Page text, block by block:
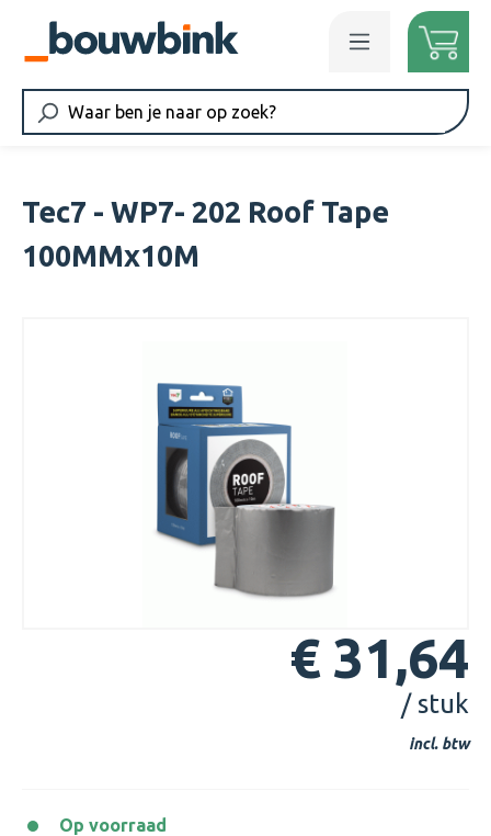
Ga naar de hoofdinhoud
Tec7 - WP7- 202 Roof Tape
100MMx10M
€ 31,64
/ stuk
incl. btw
Op voorraad